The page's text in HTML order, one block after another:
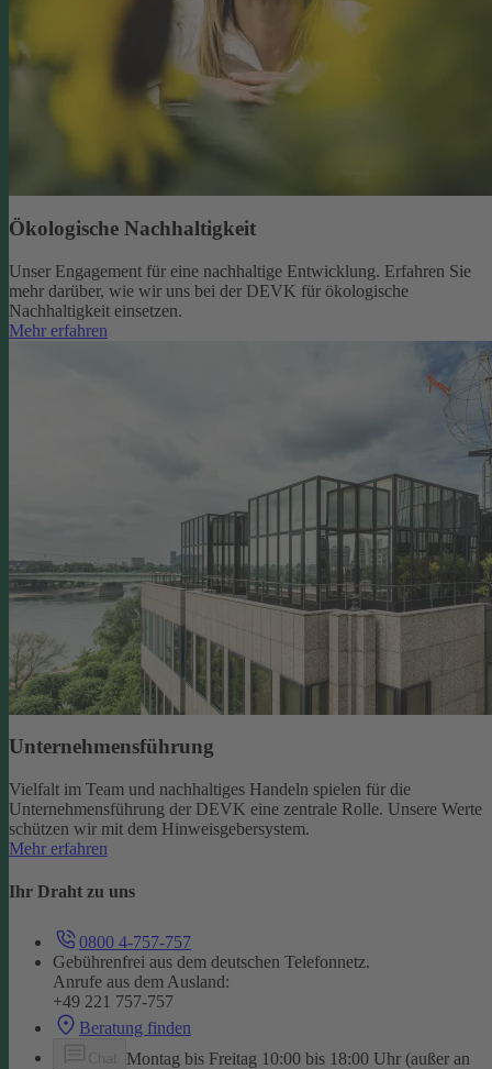
Ökologische Nachhaltigkeit
Unser Engagement für eine nachhaltige Entwicklung. Erfahren Sie
mehr darüber, wie wir uns bei der DEVK für ökologische
Nachhaltigkeit einsetzen.
Mehr erfahren
Unternehmensführung
Vielfalt im Team und nachhaltiges Handeln spielen für die
Unternehmensführung der DEVK eine zentrale Rolle. Unsere Werte
schützen wir mit dem Hinweisgebersystem.
Mehr erfahren
Ihr Draht zu uns
0800 4-757-757
Gebührenfrei aus dem deutschen Telefonnetz.
Anrufe aus dem Ausland:
+49 221 757-757
Beratung finden
Montag bis Freitag 10:00 bis 18:00 Uhr (außer an